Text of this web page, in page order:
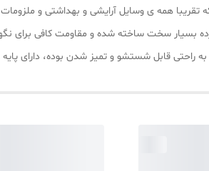
تقریبا همه ی وسایل آرایشی و بهداشتی و
بسیار سخت ساخته شده و مقاومت کافی برای
راحتی قابل شستشو و تمیز شدن بوده، دارای